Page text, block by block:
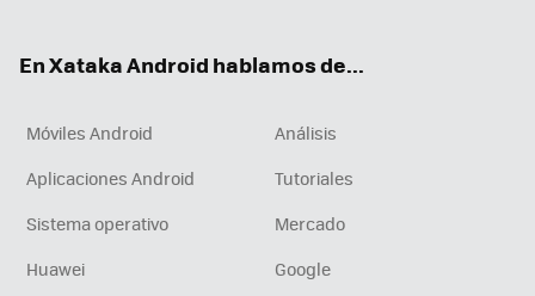
En Xataka Android hablamos de...
Móviles Android
Análisis
Aplicaciones Android
Tutoriales
Sistema operativo
Mercado
Huawei
Google